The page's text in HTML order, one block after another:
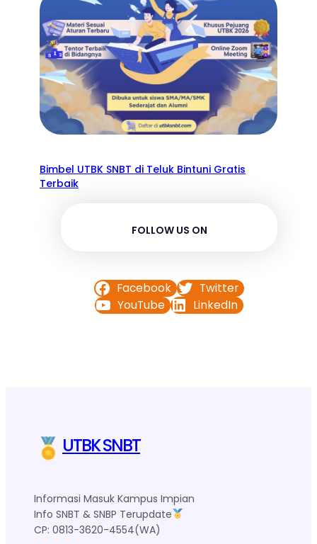
Bimbel UTBK SNBT di Teluk Bintuni Gratis
Terbaik
FOLLOW US ON
Facebook
Twitter
YouTube
LinkedIn
UTBK SNBT
Informasi Masuk Kampus Impian
Info SNBT & SNBP Terupdate
CP: 0813-3620-4554(WA)